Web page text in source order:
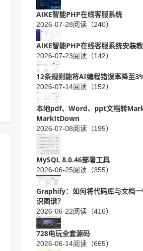
AIKE智能PHP在线客服系统
2026-07-28阅读（240）
AIKE智能PHP在线客服系统安装
2026-07-23阅读（142）
12条规则能将AI编程错误率降至
2026-07-14阅读（152）
本地pdf、Word、ppt文档转
MarkItDown
2026-07-08阅读（195）
MySQL 8.0.46部署工具
2026-06-25阅读（355）
Graphify：如何将代码库与文档
识图谱？
2026-06-22阅读（416）
728电玩全套源码
2026-06-14阅读（665）